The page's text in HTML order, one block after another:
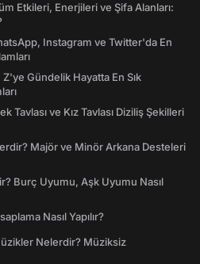
Etkileri, Enerjileri ve Şifa Alanları:
Instagram ve Twitter'da En
Gündelik Hayatta En Sık
Tavlası ve Kız Tavlası Diziliş Şekilleri
Majör ve Minör Arkana Desteleri
Burç Uyumu, Aşk Uyumu Nasıl
Nasıl Yapılır?
Nelerdir? Müziksiz